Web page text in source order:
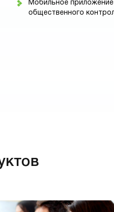
Мобильное приложение
общественного